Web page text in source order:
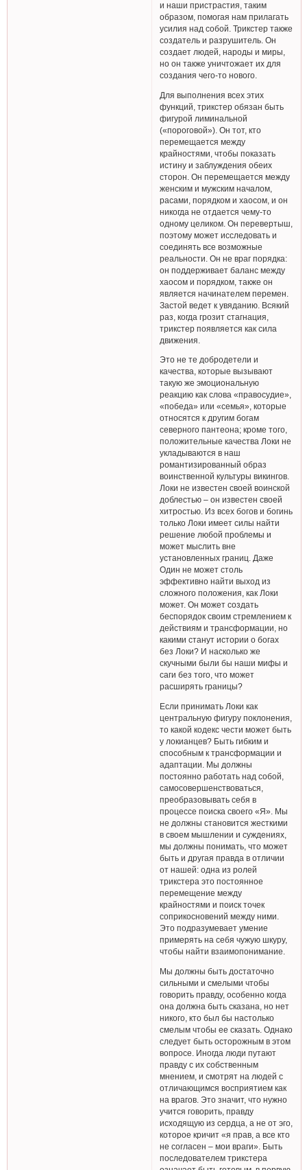
и наши пристрастия, таким
образом, помогая нам прилагать
усилия над собой. Трикстер также
создатель и разрушитель. Он
создает людей, народы и миры,
но он также уничтожает их для
создания чего-то нового.
Для выполнения всех этих
функций, трикстер обязан быть
фигурой лиминальной
(«пороговой»). Он тот, кто
перемещается между
крайностями, чтобы показать
истину и заблуждения обеих
сторон. Он перемещается между
женским и мужским началом,
расами, порядком и хаосом, и он
никогда не отдается чему-то
одному целиком. Он перевертыш,
поэтому может исследовать и
соединять все возможные
реальности. Он не враг порядка:
он поддерживает баланс между
хаосом и порядком, также он
является начинателем перемен.
Застой ведет к увяданию. Всякий
раз, когда грозит стагнация,
трикстер появляется как сила
движения.
Это не те добродетели и
качества, которые вызывают
такую же эмоциональную
реакцию как слова «правосудие»,
«победа» или «семья», которые
относятся к другим богам
северного пантеона; кроме того,
положительные качества Локи не
укладываются в наш
романтизированный образ
воинственной культуры викингов.
Локи не известен своей воинской
доблестью – он известен своей
хитростью. Из всех богов и богинь
только Локи имеет силы найти
решение любой проблемы и
может мыслить вне
установленных границ. Даже
Один не может столь
эффективно найти выход из
сложного положения, как Локи
может. Он может создать
беспорядок своим стремлением к
действиям и трансформации, но
какими станут истории о богах
без Локи? И насколько же
скучными были бы наши мифы и
саги без того, что может
расширять границы?
Если принимать Локи как
центральную фигуру поклонения,
то какой кодекс чести может быть
у локианцев? Быть гибким и
способным к трансформации и
адаптации. Мы должны
постоянно работать над собой,
самосовершенствоваться,
преобразовывать себя в
процессе поиска своего «Я». Мы
не должны становится жесткими
в своем мышлении и суждениях,
мы должны понимать, что может
быть и другая правда в отличии
от нашей: одна из ролей
трикстера это постоянное
перемещение между
крайностями и поиск точек
соприкосновений между ними.
Это подразумевает умение
примерять на себя чужую шкуру,
чтобы найти взаимопонимание.
Мы должны быть достаточно
сильными и смелыми чтобы
говорить правду, особенно когда
она должна быть сказана, но нет
никого, кто был бы настолько
смелым чтобы ее сказать. Однако
следует быть осторожным в этом
вопросе. Иногда люди путают
правду с их собственным
мнением, и смотрят на людей с
отличающимся восприятием как
на врагов. Это значит, что нужно
учится говорить, правду
исходящую из сердца, а не от эго,
которое кричит «я прав, а все кто
не согласен – мои враги». Быть
последователем трикстера